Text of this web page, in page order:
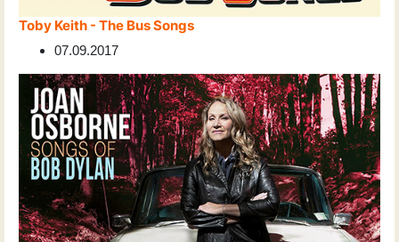
Toby Keith - The Bus Songs
07.09.2017